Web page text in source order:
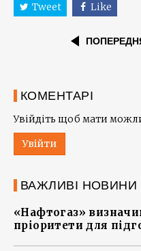
Tweet Like
КОМЕНТАРІ
Увійдіть щоб мати
Увійти
ВАЖЛИВІ НОВИНИ
«Нафтогаз»
пріоритети для